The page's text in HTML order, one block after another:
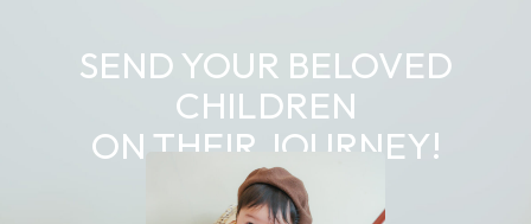
SEND YOUR BELOVED
CHILDREN
ON THEIR JOURNEY!